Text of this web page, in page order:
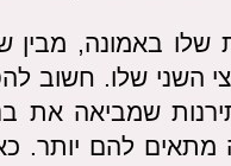
שלו באמונה,
השני שלו. חשוב
שמביאה את
מתאים להם